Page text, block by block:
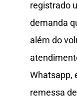
registrado
demanda
além do
Whatsapp,
remessa